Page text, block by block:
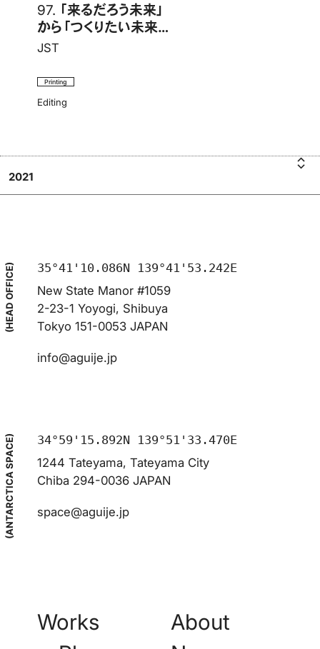
2021
97. 「来るだろう未来」
から「つくりたい未来」
へ 報告書
JST
Printing
Editing
(HEAD OFFICE)
35°41'10.086N 139°41'53.242E
New State Manor #1059
2-23-1 Yoyogi, Shibuya
Tokyo 151-0053 JAPAN
info@aguije.jp
(ANTARCTICA SPACE)
34°59'15.892N 139°51'33.470E
1244 Tateyama, Tateyama City
Chiba 294-0036 JAPAN
space@aguije.jp
Works
About